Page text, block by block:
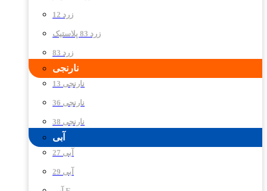
زرد 12
زرد 83 پلاستیک
زرد 83
نارنجی
نارنجی 13
نارنجی 36
نارنجی 38
آبی
آبی 27
آبی 29